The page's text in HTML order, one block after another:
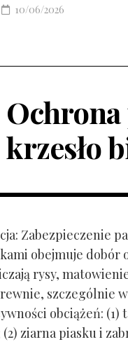
10/06/2026
krzesło
Zabezpieczenie
obejmuje dobór
rysy,
szczególnie
obciążeń: (1)
ziarna piasku i